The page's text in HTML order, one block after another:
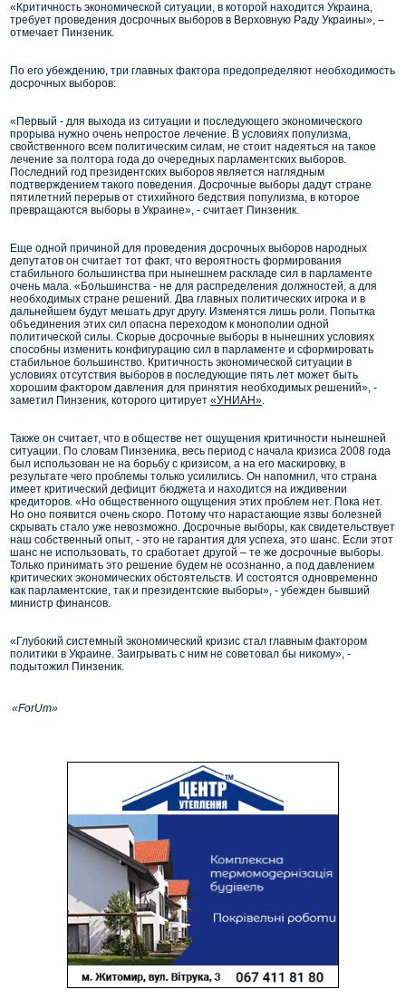
«Критичность экономической ситуации, в которой находится Украина,
требует проведения досрочных выборов в Верховную Раду Украины», –
отмечает Пинзеник.
По его убеждению, три главных фактора предопределяют необходимость
досрочных выборов:
«Первый - для выхода из ситуации и последующего экономического
прорыва нужно очень непростое лечение. В условиях популизма,
свойственного всем политическим силам, не стоит надеяться на такое
лечение за полтора года до очередных парламентских выборов.
Последний год президентских выборов является наглядным
подтверждением такого поведения. Досрочные выборы дадут стране
пятилетний перерыв от стихийного бедствия популизма, в которое
превращаются выборы в Украине», - считает Пинзеник.
Еще одной причиной для проведения досрочных выборов народных
депутатов он считает тот факт, что вероятность формирования
стабильного большинства при нынешнем раскладе сил в парламенте
очень мала. «Большинства - не для распределения должностей, а для
необходимых стране решений. Два главных политических игрока и в
дальнейшем будут мешать друг другу. Изменятся лишь роли. Попытка
объединения этих сил опасна переходом к монополии одной
политической силы. Скорые досрочные выборы в нынешних условиях
способны изменить конфигурацию сил в парламенте и сформировать
стабильное большинство. Критичность экономической ситуации в
условиях отсутствия выборов в последующие пять лет может быть
хорошим фактором давления для принятия необходимых решений», -
заметил Пинзеник, которого цитирует«УНИАН».
Также он считает, что в обществе нет ощущения критичности нынешней
ситуации. По словам Пинзеника, весь период с начала кризиса 2008 года
был использован не на борьбу с кризисом, а на его маскировку, в
результате чего проблемы только усилились. Он напомнил, что страна
имеет критический дефицит бюджета и находится на иждивении
кредиторов. «Но общественного ощущения этих проблем нет. Пока нет.
Но оно появится очень скоро. Потому что нарастающие язвы болезней
скрывать стало уже невозможно. Досрочные выборы, как свидетельствует
наш собственный опыт, - это не гарантия для успеха, это шанс. Если этот
шанс не использовать, то сработает другой – те же досрочные выборы.
Только принимать это решение будем не осознанно, а под давлением
критических экономических обстоятельств. И состоятся одновременно
как парламентские, так и президентские выборы», - убежден бывший
министр финансов.
«Глубокий системный экономический кризис стал главным фактором
политики в Украине. Заигрывать с ним не советовал бы никому», -
подытожил Пинзеник.
«ForUm»